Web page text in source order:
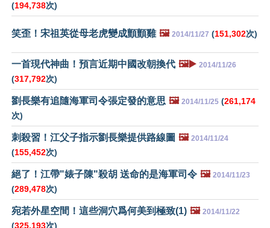
(194,738次)
笑歪！宋祖英從母老虎變成顫顫雞 🖼️ 2014/11/27 (151,302次)
一首現代神曲！預言近期中國改朝換代 🖼️▶️ 2014/11/26
(317,792次)
劉長樂有追隨海軍司令張定發的意思 🖼️ 2014/11/25 (261,174
次)
刺殺習！江父子指示劉長樂提供路線圖 🖼️ 2014/11/24
(155,452次)
絕了！江帶"婊子陳"殺胡 送命的是海軍司令 🖼️ 2014/11/23
(289,478次)
宛若外星空間！這些洞穴爲何美到極致(1) 🖼️ 2014/11/22
(325,193次)